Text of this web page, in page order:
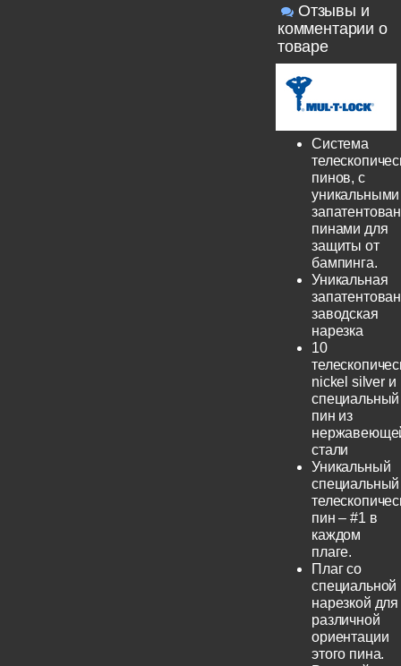
Отзывы и
комментарии о
товаре
Система
пинов, с
уникальными
пинами для
защиты от
бампинга.
Уникальная
заводская
нарезка
10
nickel silver и
специальный
пин из
стали
Уникальный
специальный
пин – #1 в
каждом
плаге.
Плаг со
специальной
нарезкой для
различной
ориентации
этого пина.